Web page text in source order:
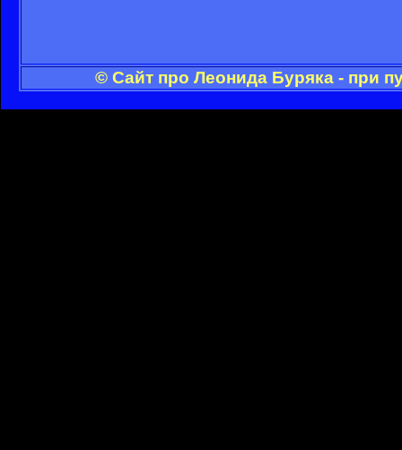
© Сайт про Леонида Буряка - при